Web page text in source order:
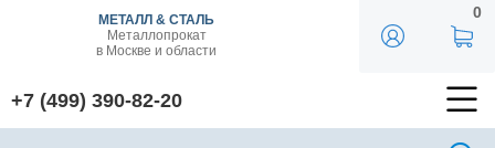
МЕТАЛЛ & СТАЛЬ
Металлопрокат
в Москве и области
+7 (499) 390-82-20
0